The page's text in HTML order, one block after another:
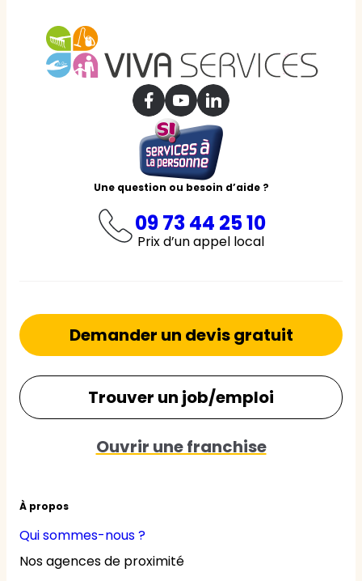
Une question ou besoin d’aide ?
09 73 44 25 10
Prix d’un appel local
À propos
Qui sommes-nous ?
Nos agences de proximité
Demander un devis gratuit
Trouver un job/emploi
Ouvrir une franchise